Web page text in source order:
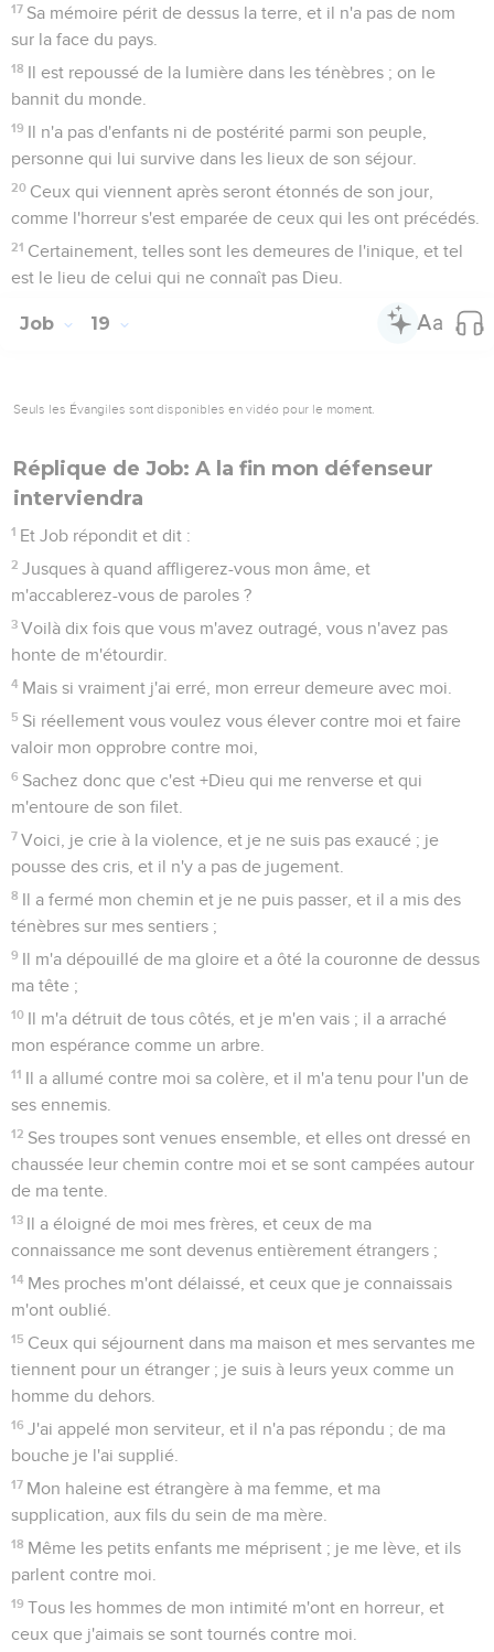
17 Sa mémoire périt de dessus la terre, et il n'a pas de nom
sur la face du pays.
18 Il est repoussé de la lumière dans les ténèbres ; on le
bannit du monde.
19 Il n'a pas d'enfants ni de postérité parmi son peuple,
personne qui lui survive dans les lieux de son séjour.
20 Ceux qui viennent après seront étonnés de son jour,
comme l'horreur s'est emparée de ceux qui les ont précédés.
21 Certainement, telles sont les demeures de l'inique, et tel
est le lieu de celui qui ne connaît pas Dieu.
Job 19
Seuls les Évangiles sont disponibles en vidéo pour le moment.
Réplique de Job: A la fin mon défenseur
interviendra
1 Et Job répondit et dit :
2 Jusques à quand affligerez-vous mon âme, et
m'accablerez-vous de paroles ?
3 Voilà dix fois que vous m'avez outragé, vous n'avez pas
honte de m'étourdir.
4 Mais si vraiment j'ai erré, mon erreur demeure avec moi.
5 Si réellement vous voulez vous élever contre moi et faire
valoir mon opprobre contre moi,
6 Sachez donc que c'est +Dieu qui me renverse et qui
m'entoure de son filet.
7 Voici, je crie à la violence, et je ne suis pas exaucé ; je
pousse des cris, et il n'y a pas de jugement.
8 Il a fermé mon chemin et je ne puis passer, et il a mis des
ténèbres sur mes sentiers ;
9 Il m'a dépouillé de ma gloire et a ôté la couronne de dessus
ma tête ;
10 Il m'a détruit de tous côtés, et je m'en vais ; il a arraché
mon espérance comme un arbre.
11 Il a allumé contre moi sa colère, et il m'a tenu pour l'un de
ses ennemis.
12 Ses troupes sont venues ensemble, et elles ont dressé en
chaussée leur chemin contre moi et se sont campées autour
de ma tente.
13 Il a éloigné de moi mes frères, et ceux de ma
connaissance me sont devenus entièrement étrangers ;
14 Mes proches m'ont délaissé, et ceux que je connaissais
m'ont oublié.
15 Ceux qui séjournent dans ma maison et mes servantes me
tiennent pour un étranger ; je suis à leurs yeux comme un
homme du dehors.
16 J'ai appelé mon serviteur, et il n'a pas répondu ; de ma
bouche je l'ai supplié.
17 Mon haleine est étrangère à ma femme, et ma
supplication, aux fils du sein de ma mère.
18 Même les petits enfants me méprisent ; je me lève, et ils
parlent contre moi.
19 Tous les hommes de mon intimité m'ont en horreur, et
ceux que j'aimais se sont tournés contre moi.